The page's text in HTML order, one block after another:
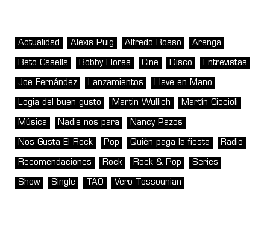
Actualidad Alexis Puig Alfredo Rosso Arenga
Beto Casella Bobby Flores Cine Disco Entrevistas
Joe Fernández Lanzamientos Llave en Mano
Logia del buen gusto Martin Wullich Martín Ciccioli
Música Nadie nos para Nancy Pazos
Nos Gusta El Rock Pop Quién paga la fiesta Radio
Recomendaciones Rock Rock & Pop Series
Show Single TAO Vero Tossounian